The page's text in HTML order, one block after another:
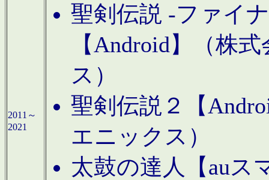
2011～
2021
聖剣伝説 -ファイ
【Android】（株
ス）
聖剣伝説２【
エニックス）
太鼓の達人【auス